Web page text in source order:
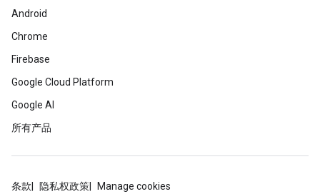
Android
Chrome
Firebase
Google Cloud Platform
Google AI
所有产品
条款 隐私权政策 Manage cookies